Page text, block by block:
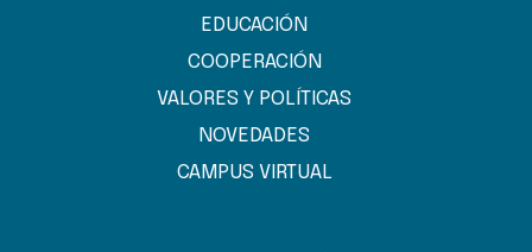
EDUCACIÓN
COOPERACIÓN
VALORES Y POLÍTICAS
NOVEDADES
CAMPUS VIRTUAL